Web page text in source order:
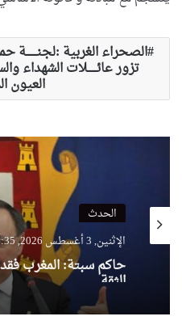
الصحراء الغربية :لجنـــــــة
تزور عائــــــلات الشهداء
العيون
الحدث
الإثنين, 3 أغسطس 2026, 19:35
حاكم سبتة: المغرب
الثقة..